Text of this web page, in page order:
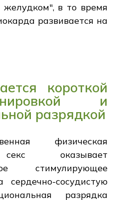
в то время
развивается на
короткой
и
разрядкой
физическая
оказывает
стимулирующее
сердечно-сосудистую
разрядка